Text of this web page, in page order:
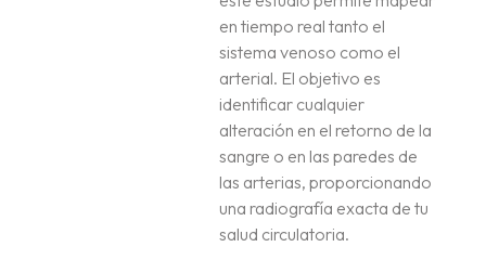
en tiempo real tanto el
sistema venoso como el
arterial. El objetivo es
identificar cualquier
alteración en el retorno de la
sangre o en las paredes de
las arterias, proporcionando
una radiografía exacta de tu
salud circulatoria.